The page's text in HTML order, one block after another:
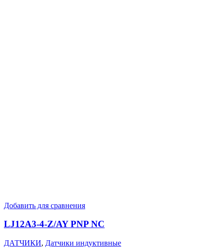
Добавить для сравнения
LJ12A3-4-Z/AY PNP NC
ДАТЧИКИ, Датчики индуктивные